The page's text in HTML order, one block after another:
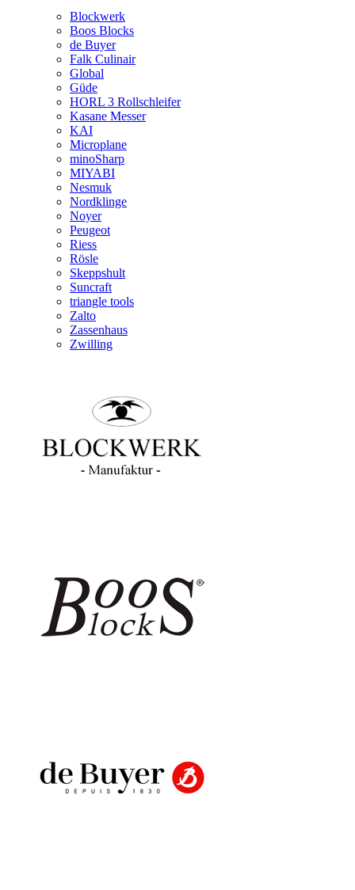
Blockwerk
Boos Blocks
de Buyer
Falk Culinair
Global
Güde
HORL 3 Rollschleifer
Kasane Messer
KAI
Microplane
minoSharp
MIYABI
Nesmuk
Nordklinge
Noyer
Peugeot
Riess
Rösle
Skeppshult
Suncraft
triangle tools
Zalto
Zassenhaus
Zwilling